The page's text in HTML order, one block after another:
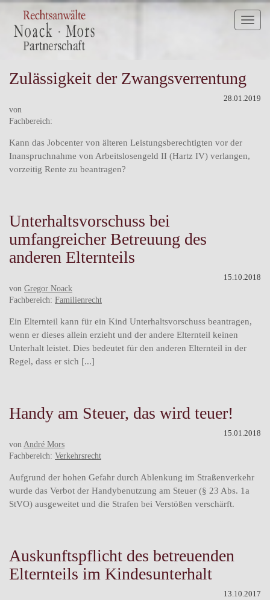
Toggle
Zulässigkeit der Zwangsverrentung
28.01.2019
von
Fachbereich:
Kann das Jobcenter von älteren Leistungsberechtigten vor der
Inanspruchnahme von Arbeitslosengeld II (Hartz IV) verlangen,
vorzeitig Rente zu beantragen?
Unterhaltsvorschuss bei
umfangreicher Betreuung des
anderen Elternteils
15.10.2018
von Gregor Noack
Fachbereich: Familienrecht
Ein Elternteil kann für ein Kind Unterhaltsvorschuss beantragen,
wenn er dieses allein erzieht und der andere Elternteil keinen
Unterhalt leistet. Dies bedeutet für den anderen Elternteil in der
Regel, dass er sich [...]
Handy am Steuer, das wird teuer!
15.01.2018
von André Mors
Fachbereich: Verkehrsrecht
Aufgrund der hohen Gefahr durch Ablenkung im Straßenverkehr
wurde das Verbot der Handybenutzung am Steuer (§ 23 Abs. 1a
StVO) ausgeweitet und die Strafen bei Verstößen verschärft.
Auskunftspflicht des betreuenden
Elternteils im Kindesunterhalt
13.10.2017